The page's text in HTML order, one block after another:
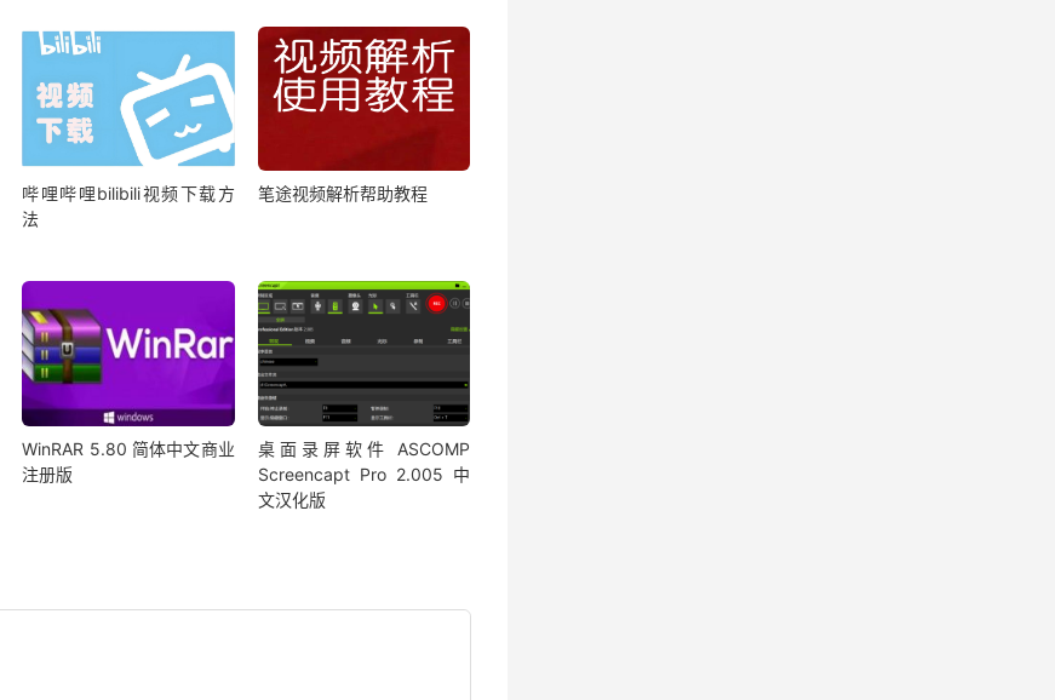
哔哩哔哩bilibili视频下载方
法
笔途视频解析帮助教程
WinRAR 5.80 简体中文商业
注册版
桌面录屏软件 ASCOMP
Screencapt Pro 2.005 中
文汉化版